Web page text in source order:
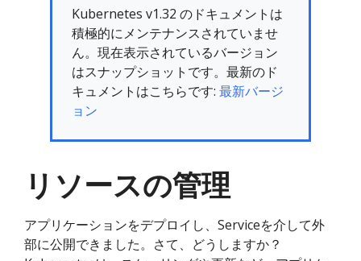
Kubernetes v1.32 のドキュメントは
積極的にメンテナンスされていませ
ん。現在表示されているバージョン
はスナップショットです。最新のド
キュメントはこちらです: 最新バージ
ョン
リソースの管理
アプリケーションをデプロイし、Serviceを介して外
部に公開できました。さて、どうしますか？